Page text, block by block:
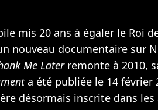
mis 20 ans à égaler le Roi
nouveau documentaire sur
Me Laterremonte à 2010,
a été publiée le 14 février
désormais inscrite dans les